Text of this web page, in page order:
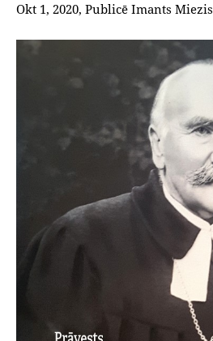
Okt 1, 2020, Publicē Imants Miezis